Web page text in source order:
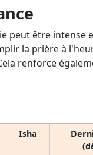
peut être intense
la prière à
renforce
Isha